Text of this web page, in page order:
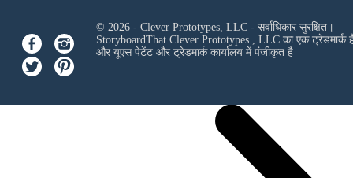
© 2026 - Clever Prototypes, LLC - सर्वाधिकार सुरक्षित।
StoryboardThat Clever Prototypes , LLCका एक ट्रेडमार्क
और यूएस पेटेंट और ट्रेडमार्क कार्यालय में पंजीकृत है